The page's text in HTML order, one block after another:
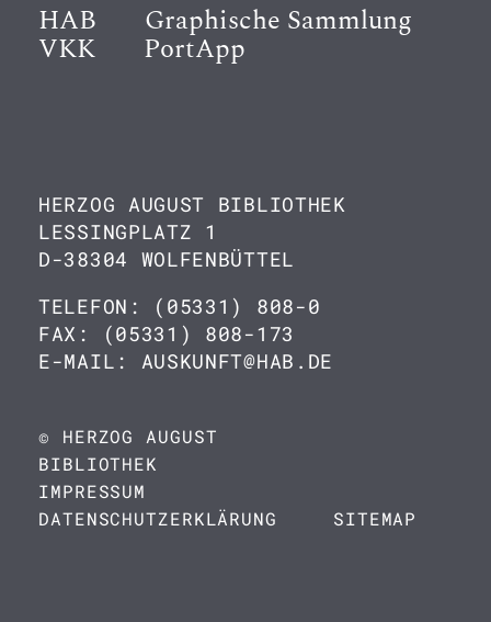
HAB Graphische Sammlung
VKK PortApp
HERZOG AUGUST BIBLIOTHEK
LESSINGPLATZ 1
D-38304 WOLFENBÜTTEL
TELEFON: (05331) 808-0
FAX: (05331) 808-173
E-MAIL: AUSKUNFT@HAB.DE
© HERZOG AUGUST
BIBLIOTHEK
IMPRESSUM
DATENSCHUTZERKLÄRUNG
SITEMAP